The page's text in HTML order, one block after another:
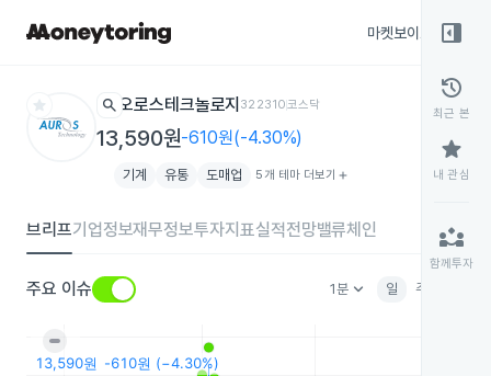
마켓보이스
star search 오로스테크놀로지 322310코스닥
13,590원-610원(-4.30%)
기계 유통 도매업 5개 테마 더보기 add
브리프기업정보재무정보투자지표실적전망밸류체인
주요 이슈 1분keyboard_arrow_down 일 주
right_panel_open
history
최근 본
star
내 관심
partner_exchange
함께투자